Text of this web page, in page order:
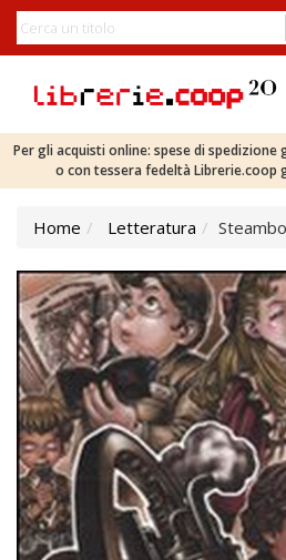
Per gli acquisti online: spese di spedizione
o con tessera fedeltà Librerie.coop
Home Letteratura